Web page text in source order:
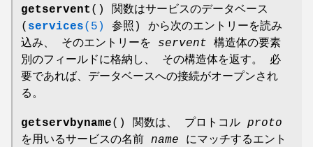
getservent () 関数はサービスのデータベース
( services(5)
参照) から次のエントリーを読み
込み、 そのエントリーを servent 構造体の要素
別のフィールドに格納し、 その構造体を返す。 必
要であれば、データベースへの接続がオープンされ
る。
getservbyname() 関数は、 プロトコル proto
を用いるサービスの名前 name にマッチするエント